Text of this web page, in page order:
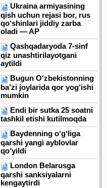
Ukraina armiyasining
qish uchun rejasi bor, rus
qo‘shinlari jiddiy zarba
oladi — AP
Qashqadaryoda 7-sinf
qiz unashtirilayotgani
aytildi
Bugun O‘zbekistonning
ba’zi joylarida qor yog‘ishi
mumkin
Endi bir sutka 25 soatni
tashkil etishi kutilmoqda
Baydenning o‘g‘liga
qarshi yangi ayblovlar
qo‘yildi
London Belarusga
qarshi sanksiyalarni
kengaytirdi